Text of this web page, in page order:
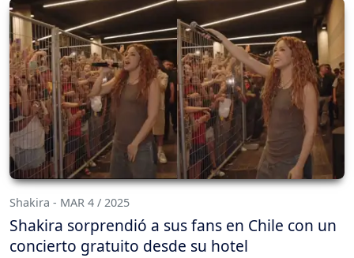
Shakira - MAR 4 / 2025
Shakira sorprendió a sus fans en Chile con un
concierto gratuito desde su hotel